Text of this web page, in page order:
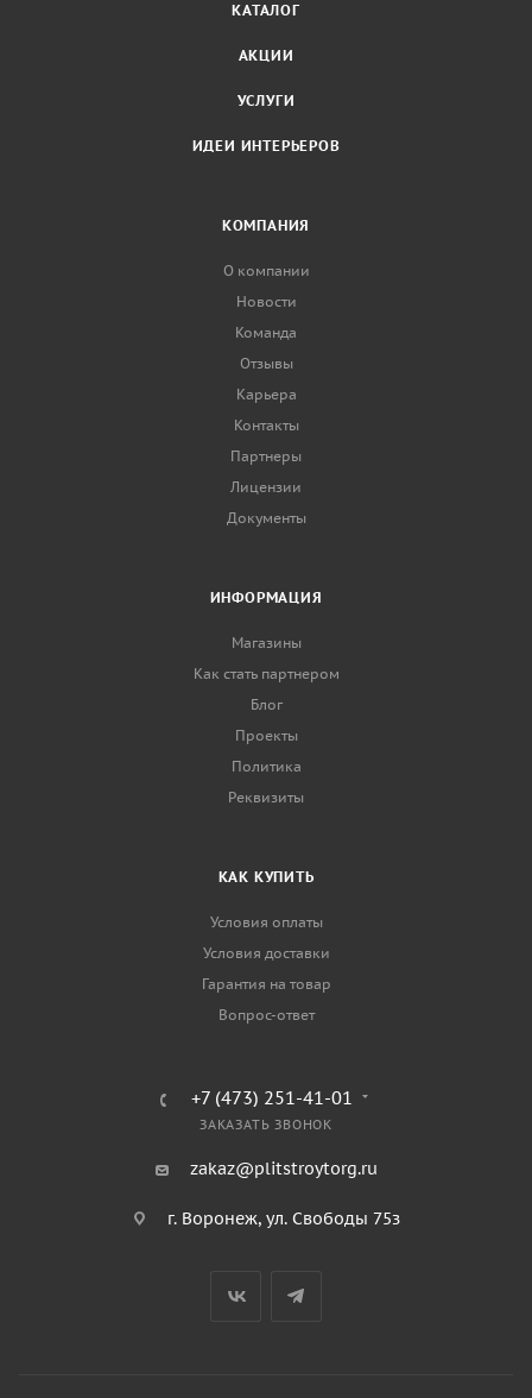
КАТАЛОГ
АКЦИИ
УСЛУГИ
ИДЕИ ИНТЕРЬЕРОВ
КОМПАНИЯ
О компании
Новости
Команда
Отзывы
Карьера
Контакты
Партнеры
Лицензии
Документы
ИНФОРМАЦИЯ
Магазины
Как стать партнером
Блог
Проекты
Политика
Реквизиты
КАК КУПИТЬ
Условия оплаты
Условия доставки
Гарантия на товар
Вопрос-ответ
+7 (473) 251-41-01
ЗАКАЗАТЬ ЗВОНОК
zakaz@plitstroytorg.ru
г. Воронеж, ул. Свободы 75з